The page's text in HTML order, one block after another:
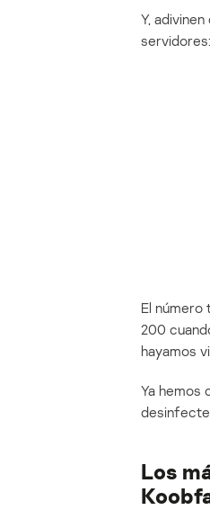
Y,
servidores:
El
200
hayamos
Ya hemos
Los